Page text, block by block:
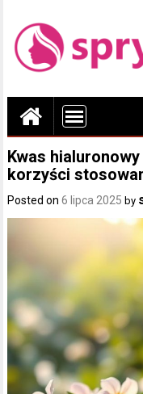
Kwas
korzyści
Posted on6 lipca 2025 by